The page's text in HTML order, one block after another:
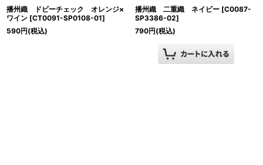
播州織 ドビーチェック オレンジ×
ワイン [CT0091-SP0108-01]
590円(税込)
播州織 二重織 ネイビー [C0087-
SP3386-02]
790円(税込)